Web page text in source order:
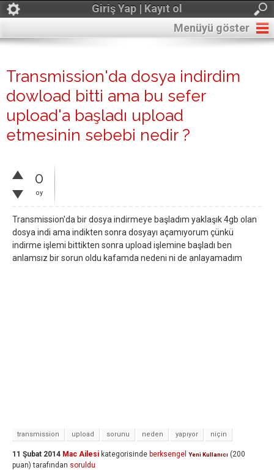
Giriş Yap | Kayıt ol
Menüyü göster
Transmission'da dosya indirdim
dowload bitti ama bu sefer
upload'a başladı upload
etmesinin sebebi nedir ?
0
oy
Transmission'da bir dosya indirmeye başladım yaklaşık 4gb olan
dosya indi ama indikten sonra dosyayı açamıyorum çünkü
indirme işlemi bittikten sonra upload işlemine başladı ben
anlamsız bir sorun oldu kafamda nedeni ni de anlayamadım
transmission upload sorunu neden yapıyor niçin
11 Şubat 2014 Mac Ailesi kategorisinde berksengel Yeni Kullanıcı (200
puan) tarafından soruldu